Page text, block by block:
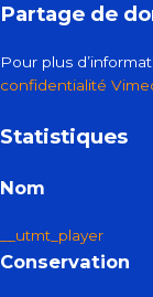
Partage de
Pour plus
confidentialité
Statistiques
Nom
__utmt_player
Conservation